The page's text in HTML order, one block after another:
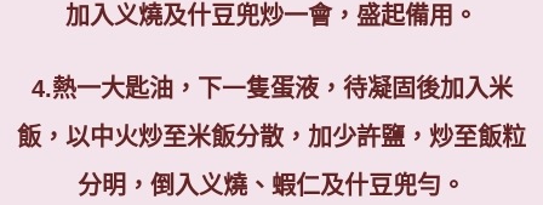
加入义燒及什豆兜炒一會，盛起備用。
4.熱一大匙油，下一隻蛋液，待凝固後加入米
飯，以中火炒至米飯分散，加少許鹽，炒至飯粒
分明，倒入义燒、蝦仁及什豆兜勻。